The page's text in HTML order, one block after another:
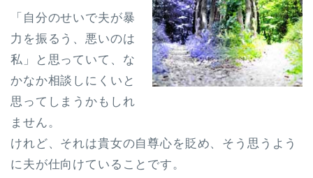
「自分のせいで夫が暴
力を振るう、悪いのは
私」と思っていて、な
かなか相談しにくいと
思ってしまうかもしれ
ません。
けれど、それは貴女の自尊心を貶め、そう思うよう
に夫が仕向けていることです。